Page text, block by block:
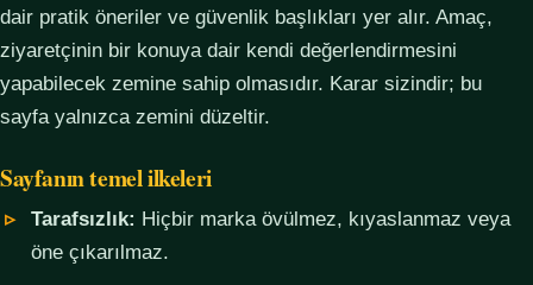
dair pratik öneriler ve güvenlik başlıkları yer alır. Amaç,
ziyaretçinin bir konuya dair kendi değerlendirmesini
yapabilecek zemine sahip olmasıdır. Karar sizindir; bu
sayfa yalnızca zemini düzeltir.
Sayfanın temel ilkeleri
Tarafsızlık: Hiçbir marka övülmez, kıyaslanmaz veya
öne çıkarılmaz.